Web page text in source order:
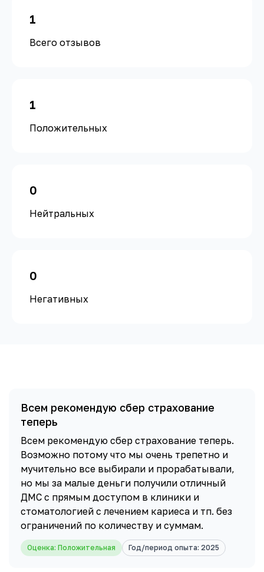
1
Всего отзывов
1
Положительных
0
Нейтральных
0
Негативных
Всем рекомендую сбер страхование
теперь
Всем рекомендую сбер страхование теперь.
Возможно потому что мы очень трепетно и
мучительно все выбирали и прорабатывали,
но мы за малые деньги получили отличный
ДМС с прямым доступом в клиники и
стоматологией с лечением кариеса и тп. без
ограничений по количеству и суммам.
Оценка: Положительная Год/период опыта: 2025